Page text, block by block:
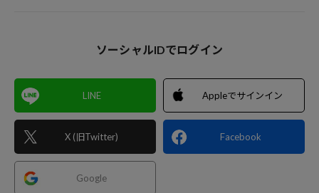
ソーシャルIDでログイン
LINE
X (旧Twitter)
Appleでサインイン
Facebook
Google